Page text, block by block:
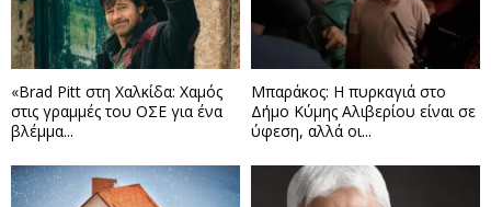
«Brad Pitt στη Χαλκίδα: Χαμός
στις γραμμές του ΟΣΕ για ένα
βλέμμα...
Μπαράκος: Η πυρκαγιά στο
Δήμο Κύμης Αλιβερίου είναι σε
ύφεση, αλλά οι...